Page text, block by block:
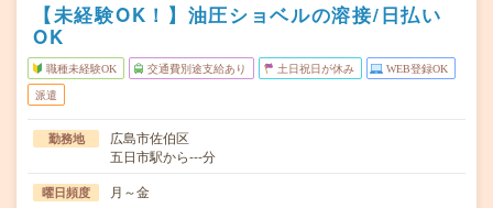
【未経験OK！】油圧ショベルの溶接/日払い
OK
職種未経験OK 交通費別途支給あり 土日祝日が休み WEB登録OK
派遣
勤務地
広島市佐伯区
五日市駅から---分
曜日頻度 月～金